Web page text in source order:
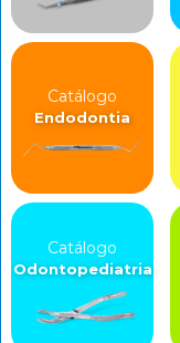
Catálogo
Endodontia
Catálogo
Odontopediatria